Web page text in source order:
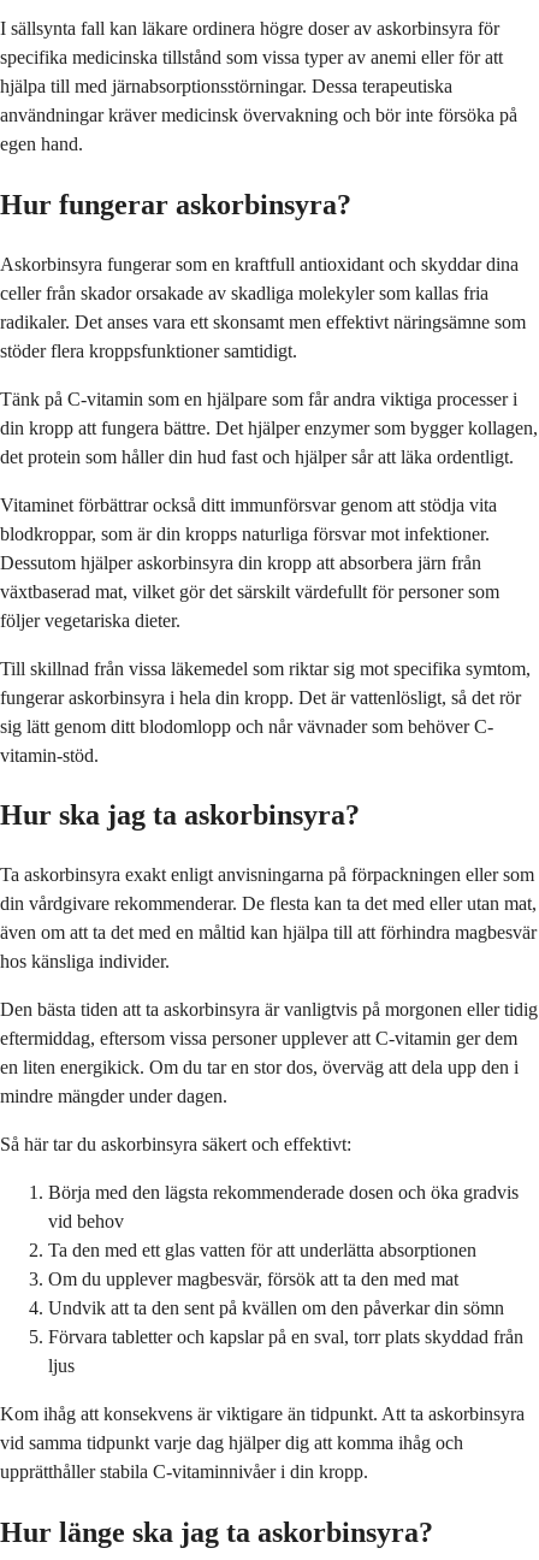
I sällsynta fall kan läkare ordinera högre doser av askorbinsyra för
specifika medicinska tillstånd som vissa typer av anemi eller för att
hjälpa till med järnabsorptionsstörningar. Dessa terapeutiska
användningar kräver medicinsk övervakning och bör inte försöka på
egen hand.
Hur fungerar askorbinsyra?
Askorbinsyra fungerar som en kraftfull antioxidant och skyddar dina
celler från skador orsakade av skadliga molekyler som kallas fria
radikaler. Det anses vara ett skonsamt men effektivt näringsämne som
stöder flera kroppsfunktioner samtidigt.
Tänk på C-vitamin som en hjälpare som får andra viktiga processer i
din kropp att fungera bättre. Det hjälper enzymer som bygger kollagen,
det protein som håller din hud fast och hjälper sår att läka ordentligt.
Vitaminet förbättrar också ditt immunförsvar genom att stödja vita
blodkroppar, som är din kropps naturliga försvar mot infektioner.
Dessutom hjälper askorbinsyra din kropp att absorbera järn från
växtbaserad mat, vilket gör det särskilt värdefullt för personer som
följer vegetariska dieter.
Till skillnad från vissa läkemedel som riktar sig mot specifika symtom,
fungerar askorbinsyra i hela din kropp. Det är vattenlösligt, så det rör
sig lätt genom ditt blodomlopp och når vävnader som behöver C-
vitamin-stöd.
Hur ska jag ta askorbinsyra?
Ta askorbinsyra exakt enligt anvisningarna på förpackningen eller som
din vårdgivare rekommenderar. De flesta kan ta det med eller utan mat,
även om att ta det med en måltid kan hjälpa till att förhindra magbesvär
hos känsliga individer.
Den bästa tiden att ta askorbinsyra är vanligtvis på morgonen eller tidig
eftermiddag, eftersom vissa personer upplever att C-vitamin ger dem
en liten energikick. Om du tar en stor dos, överväg att dela upp den i
mindre mängder under dagen.
Så här tar du askorbinsyra säkert och effektivt:
Börja med den lägsta rekommenderade dosen och öka gradvis
vid behov
Ta den med ett glas vatten för att underlätta absorptionen
Om du upplever magbesvär, försök att ta den med mat
Undvik att ta den sent på kvällen om den påverkar din sömn
Förvara tabletter och kapslar på en sval, torr plats skyddad från
ljus
Kom ihåg att konsekvens är viktigare än tidpunkt. Att ta askorbinsyra
vid samma tidpunkt varje dag hjälper dig att komma ihåg och
upprätthåller stabila C-vitaminnivåer i din kropp.
Hur länge ska jag ta askorbinsyra?